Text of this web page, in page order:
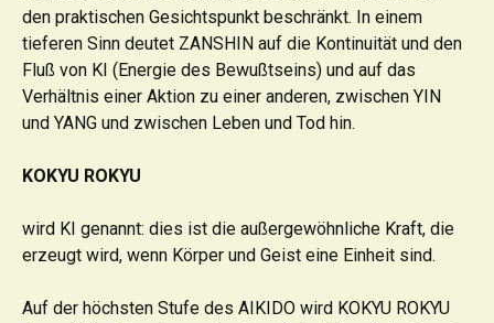
den praktischen Gesichtspunkt beschränkt. In einem
tieferen Sinn deutet ZANSHIN auf die Kontinuität und den
Fluß von KI (Energie des Bewußtseins) und auf das
Verhältnis einer Aktion zu einer anderen, zwischen YIN
und YANG und zwischen Leben und Tod hin.
KOKYU ROKYU
wird KI genannt: dies ist die außergewöhnliche Kraft, die
erzeugt wird, wenn Körper und Geist eine Einheit sind.
Auf der höchsten Stufe des AIKIDO wird KOKYU ROKYU